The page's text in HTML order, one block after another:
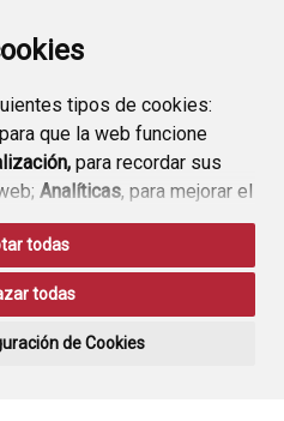
tipos de cookies:
que la web funcione
para recordar sus
Analíticas, para mejorar el
sus servicios.
“Aceptar todas”
uso. Si pulsa el botón
las cookies técnicas
todas
todas
de Cookies